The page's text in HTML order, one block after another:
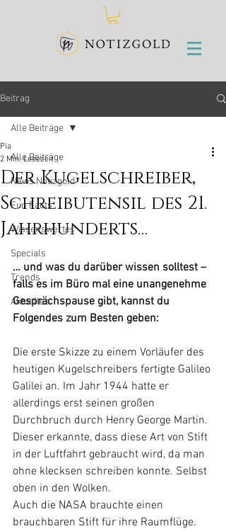
Beitrag
Alle Beiträge
News Notizgold
Fun Facts
Wissenswertes
Specials
Trends
Aktuelles
Alle Beiträge
Der Kugelschreiber,
Schreibutensil des 21.
Jahrhunderts…
Pia
2 Min. Lesezeit
… und was du darüber wissen solltest –
falls es im Büro mal eine unangenehme
Gesprächspause gibt, kannst du
Folgendes zum Besten geben:
Die erste Skizze zu einem Vorläufer des
heutigen Kugelschreibers fertigte Galileo
Galilei an. Im Jahr 1944 hatte er
allerdings erst seinen großen
Durchbruch durch Henry George Martin.
Dieser erkannte, dass diese Art von Stift
in der Luftfahrt gebraucht wird, da man
ohne klecksen schreiben konnte. Selbst
oben in den Wolken.
Auch die NASA brauchte einen
brauchbaren Stift für ihre Raumflüge.